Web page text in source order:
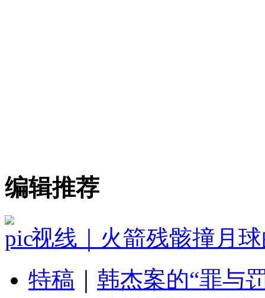
编辑推荐
视线｜火箭残骸撞月
特稿
韩杰案的“罪与